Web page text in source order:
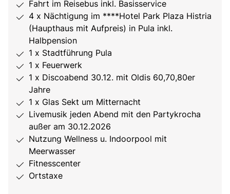
Fahrt im Reisebus inkl. Basisservice
4 x Nächtigung im ****Hotel Park Plaza Histria
(Haupthaus mit Aufpreis) in Pula inkl.
Halbpension
1 x Stadtführung Pula
1 x Feuerwerk
1 x Discoabend 30.12. mit Oldis 60,70,80er
Jahre
1 x Glas Sekt um Mitternacht
Livemusik jeden Abend mit den Partykrocha
außer am 30.12.2026
Nutzung Wellness u. Indoorpool mit
Meerwasser
Fitnesscenter
Ortstaxe